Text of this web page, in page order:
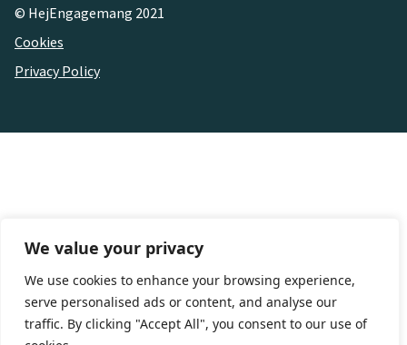
We value your privacy
We use cookies to enhance your browsing experience,
serve personalised ads or content, and analyse our
traffic. By clicking "Accept All", you consent to our use of
© HejEngagemang 2021
Cookies
Privacy Policy